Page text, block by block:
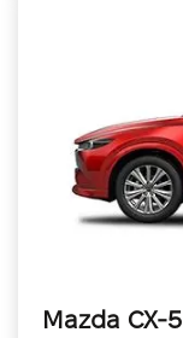
Mazda CX-5